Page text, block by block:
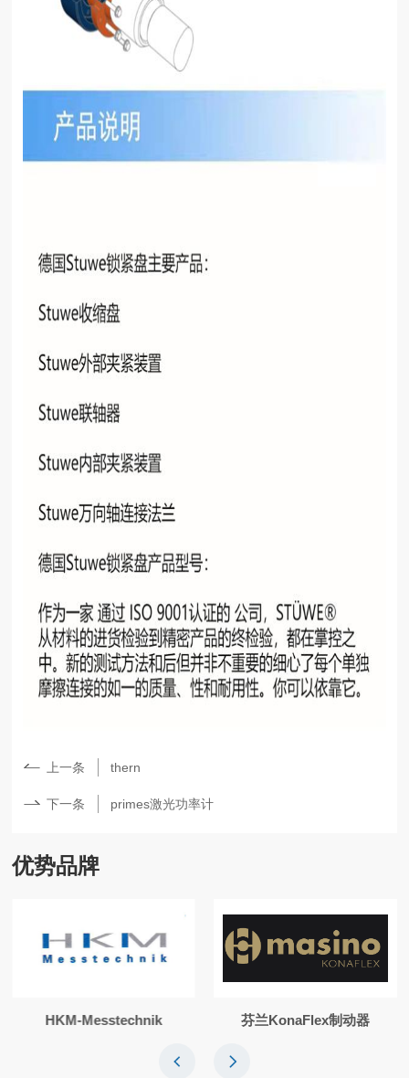
上一条 thern
下一条 primes激光功率计
优势品牌
HKM-Messtechnik 芬兰KonaFlex制动器